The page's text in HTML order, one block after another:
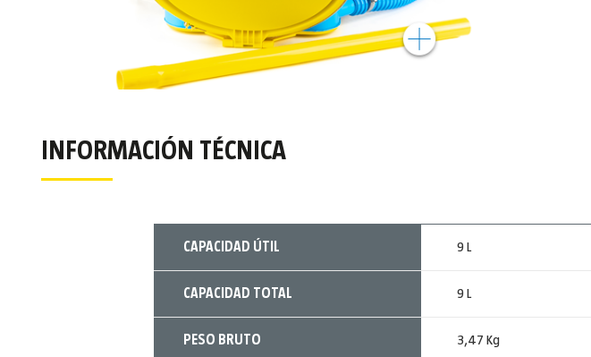
INFORMACIÓN TÉCNICA
CAPACIDAD ÚTIL 9 L
CAPACIDAD TOTAL 9 L
PESO BRUTO 3,47 Kg